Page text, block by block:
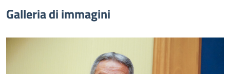
Galleria di immagini